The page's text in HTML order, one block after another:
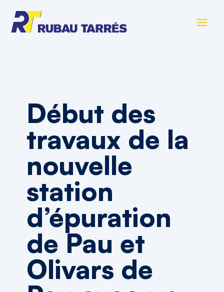
Début des
travaux de la
nouvelle
station
d’épuration
de Pau et
Olivars de